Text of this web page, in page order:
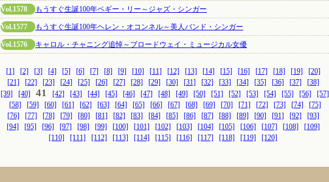
Vol.1578 もうすぐ生誕100年ペギー・リー～ジャズ・シンガー
Vol.1577 もうすぐ生誕100年ヘレン・オコンネル～美人バンド・シンガー
Vol.1576 キャロル・チャニング追悼～ブロードウェイ・ミュージカル女優
[1] [2] [3] [4] [5] [6] [7] [8] [9] [10] [11] [12] [13] [14] [15] [16] [17] [18] [19]
[20]
[21]
[22] [23] [24] [25] [26] [27] [28] [29] [30] [31] [32] [33] [34] [35] [36] [37]
[38]
[39]
[40] 41 [42] [43] [44] [45] [46] [47] [48] [49] [50] [51] [52] [53] [54] [55] [56]
[57]
[58]
[59] [60] [61] [62] [63] [64] [65] [66] [67] [68] [69] [70] [71] [72] [73] [74]
[75]
[76]
[77] [78] [79] [80] [81] [82] [83] [84] [85] [86] [87] [88] [89] [90] [91] [92]
[93]
[94]
[95] [96] [97] [98] [99] [100] [101] [102] [103] [104] [105] [106] [107] [108]
[109]
[110]
[111] [112] [113] [114] [115] [116] [117] [118] [119] [120]